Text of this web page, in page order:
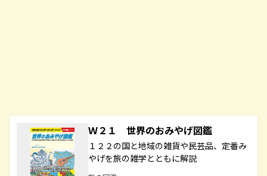
Ｗ２１ 世界のおみやげ図鑑
１２２の国と地域の雑貨や民芸品、定番み
やげを旅の雑学とともに解説